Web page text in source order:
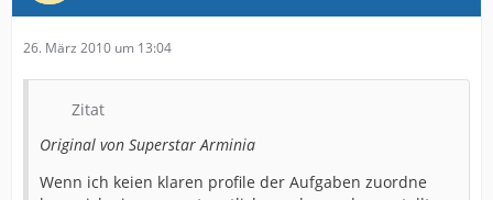
26. März 2010 um 13:04
Zitat
Original von Superstar Arminia
Wenn ich keien klaren profile der Aufgaben zuordne